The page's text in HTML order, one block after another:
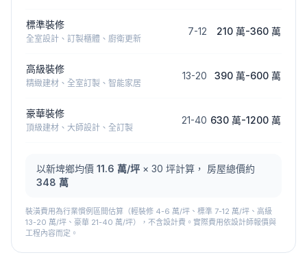
標準裝修
全室設計、訂製櫃體、廚衛更新
7-12 210 萬-360 萬
高級裝修
精緻建材、全室訂製、智能家居
13-20 390 萬-600 萬
豪華裝修
頂級建材、大師設計、全訂製
21-40 630 萬-1200 萬
以新埤鄉均價 11.6 萬/坪 × 30 坪計算， 房屋總價約
348 萬
裝潢費用為行業慣例區間估算（輕裝修 4-6 萬/坪、標準 7-12 萬/坪、高級
13-20 萬/坪、豪華 21-40 萬/坪），不含設計費。實際費用依設計師報價與
工程內容而定。